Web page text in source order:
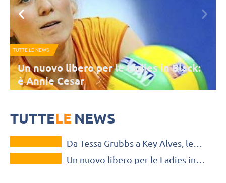
TUTTE LE NEWS
Un nuovo libero per le Ladies in Black:
è Annie Cesar
TUTTELE NEWS
VOLLEY MERCATO
Da Tessa Grubbs a Key Alves, le
TUTTE LE NEWS
Un nuovo libero per le Ladies in